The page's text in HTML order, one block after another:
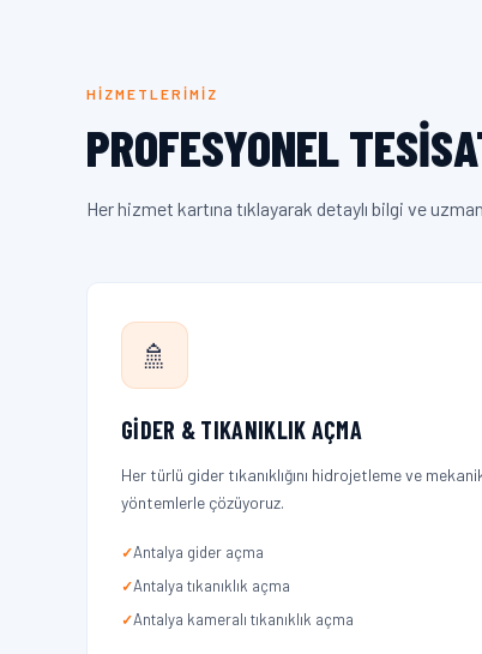
HIZMETLERIMIZ
PROFESYONEL
Her hizmet kartına tıklayarak detaylı bilgi ve
🚿
GIDER & TIKANIKLIK AÇMA
Her türlü gider tıkanıklığını hidrojetleme ve
yöntemlerle çözüyoruz.
Antalya gider açma
Antalya tıkanıklık açma
Antalya kameralı tıkanıklık açma